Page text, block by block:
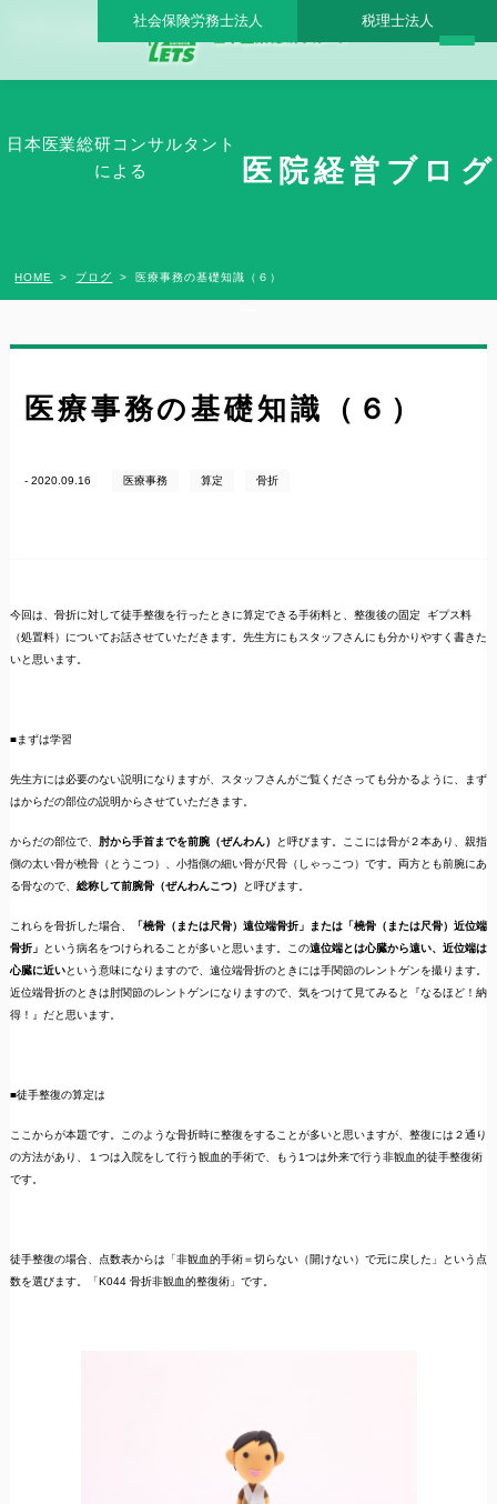
医療事務の基礎知識（６） - 日本医業総研グループ |日本医業総研｜医院開業・承継・
社会保険労務士法人 税理士法人
日本医業総研コンサルタント
による
医院経営ブログ
HOME ブログ 医療事務の基礎知識（６）
医療事務の基礎知識（６）
- 2020.09.16 医療事務 算定 骨折
今回は、骨折に対して徒手整復を行ったときに算定できる手術料と、整復後の固定 ギプス料
（処置料）についてお話させていただきます。先生方にもスタッフさんにも分かりやすく書きた
いと思います。
■まずは学習
先生方には必要のない説明になりますが、スタッフさんがご覧くださっても分かるように、まず
はからだの部位の説明からさせていただきます。
からだの部位で、 肘から手首までを前腕（ぜんわん） と呼びます。ここには骨が２本あり、親指
側の太い骨が橈骨（とうこつ）、小指側の細い骨が尺骨（しゃっこつ）です。両方とも前腕にあ
る骨なので、 総称して前腕骨（ぜんわんこつ） と呼びます。
これらを骨折した場合、
「橈骨（または尺骨）遠位端骨折」または「橈骨（または尺骨）近位端
骨折」 という病名をつけられることが多いと思います。この遠位端とは心臓から遠い、近位端は
心臓に近いという意味になりますので、遠位端骨折のときには手関節のレントゲンを撮ります。
近位端骨折のときは肘関節のレントゲンになりますので、気をつけて見てみると『なるほど！納
得！』だと思います。
■徒手整復の算定は
ここからが本題です。このような骨折時に整復をすることが多いと思いますが、整復には２通り
の方法があり、１つは入院をして行う観血的手術で、もう1つは外来で行う非観血的徒手整復術
です。
徒手整復の場合、点数表からは「非観血的手術＝切らない（開けない）で元に戻した」という点
数を選びます。「K044 骨折非観血的整復術」です。